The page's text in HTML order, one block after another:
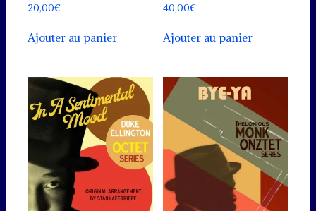
20,00€
Ajouter au panier
40,00€
Ajouter au panier